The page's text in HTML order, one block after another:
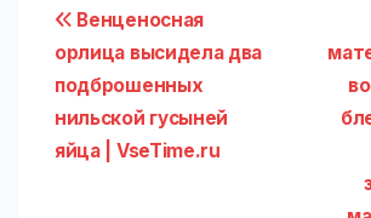
Навигация
по
записям
Венценосная
орлица высидела два
подброшенных
нильской гусыней
яйца | VseTime.ru